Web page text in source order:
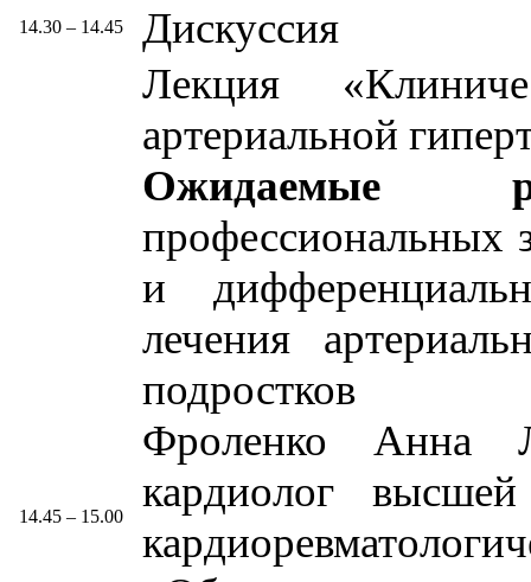
14.30 – 14.45 Дискуссия
14.45 – 15.00
Лекция
артериальной
Ожидаемые
профессиональных
и
лечения
подростков
Фроленко Анна
кардиолог